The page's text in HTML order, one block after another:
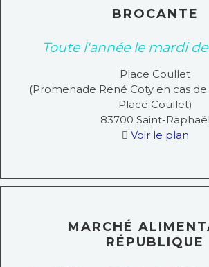
BROCANTE
Toute l'année le mardi de
Place Coullet
(Promenade René Coty en cas
Place Coullet)
83700 Saint-Raphaël
Voir le plan
MARCHÉ
RÉPUBLIQUE